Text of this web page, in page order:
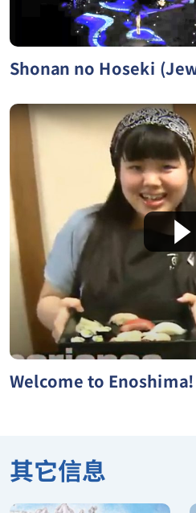
Shonan no Hoseki
Welcome to Enoshima!
其它信息